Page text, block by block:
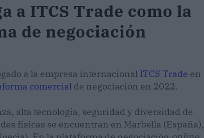
a ITCS Trade como la
de negociación
a la empresa internacional ITCS Trade en
comercial de negociación en 2022.
alta tecnología, seguridad y diversidad de
físicas se encuentran en Marbella (España),